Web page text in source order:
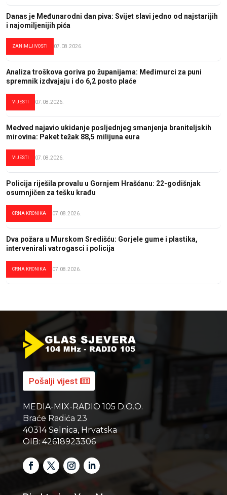
Danas je Međunarodni dan piva: Svijet slavi jedno od najstarijih
i najomiljenijih pića
ZANIMLJIVOSTI 07.08.2026.
Analiza troškova goriva po županijama: Međimurci za puni
spremnik izdvajaju i do 6,2 posto plaće
VIJESTI 07.08.2026.
Medved najavio ukidanje posljednjeg smanjenja braniteljskih
mirovina: Paket težak 88,5 milijuna eura
VIJESTI 07.08.2026.
Policija riješila provalu u Gornjem Hrašćanu: 22-godišnjak
osumnjičen za tešku krađu
CRNA KRONIKA 07.08.2026.
Dva požara u Murskom Središću: Gorjele gume i plastika,
intervenirali vatrogasci i policija
CRNA KRONIKA 07.08.2026.
Pošalji vijest
MEDIA-MIX-RADIO 105 D.O.O.
Braće Radića 23
40314 Selnica, Hrvatska
OIB: 42618923306